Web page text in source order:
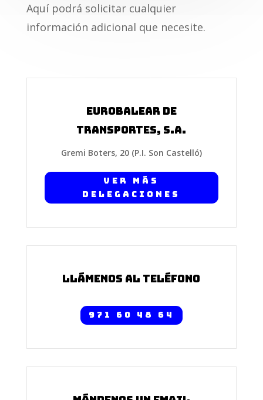
Aquí podrá solicitar cualquier
información adicional que necesite.
Eurobalear de
Transportes, S.A.
Gremi Boters, 20 (P.I. Son Castelló)
Ver más
Delegaciones
Llámenos al Teléfono
971 60 48 64